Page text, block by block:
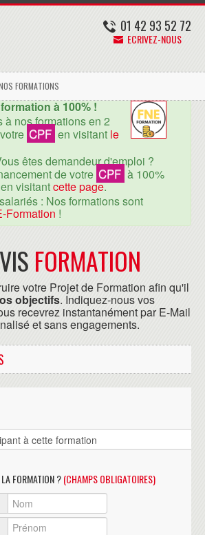
01 42 93 52 72
ECRIVEZ-NOUS
FORMATIONS
à 100% !
à nos formations en 2
CPF en visitant le
êtes demandeur d'emploi ?
de votre CPF à 100%
visitantcette page.
: Nos formations sont
Formation !
FORMATION
votre Projet de Formation afin qu'il
objectifs. Indiquez-nous vos
recevrez instantanément par E-Mail
et sans engagements.
FORMATION ?(CHAMPS OBLIGATOIRES)